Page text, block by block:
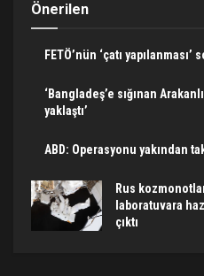
Önerilen
FETÖ’nün ‘çatı
‘Bangladeş’e sığınan
yaklaştı’
ABD: Operasyonu yakından
Rus
laboratuvara
çıktı